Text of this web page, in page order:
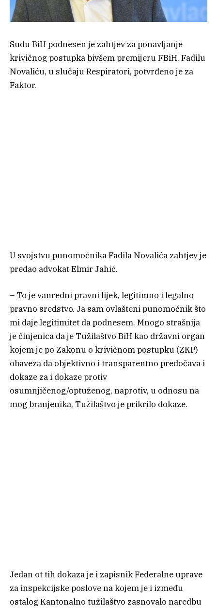
Sudu BiH podnesen je zahtjev za ponavljanje
krivičnog postupka bivšem premijeru FBiH, Fadilu
Novaliću, u slučaju Respiratori, potvrđeno je za
Faktor.
U svojstvu punomoćnika Fadila Novalića zahtjev je
predao advokat Elmir Jahić.
– To je vanredni pravni lijek, legitimno i legalno
pravno sredstvo. Ja sam ovlašteni punomoćnik što
mi daje legitimitet da podnesem. Mnogo strašnija
je činjenica da je Tužilaštvo BiH kao državni organ
kojem je po Zakonu o krivičnom postupku (ZKP)
obaveza da objektivno i transparentno predočava i
dokaze za i dokaze protiv
osumnjičenog/optuženog, naprotiv, u odnosu na
mog branjenika, Tužilaštvo je prikrilo dokaze.
Jedan ot tih dokaza je i zapisnik Federalne uprave
za inspekcijske poslove na kojem je i između
ostalog Kantonalno tužilaštvo zasnovalo naredbu